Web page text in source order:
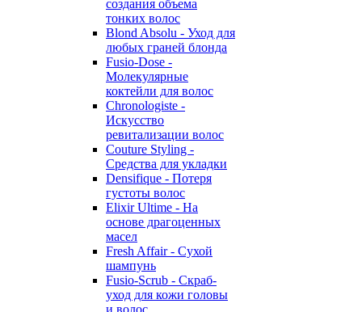
создания объема
тонких волос
Blond Absolu - Уход для
любых граней блонда
Fusio-Dose -
Молекулярные
коктейли для волос
Chronologiste -
Искусство
ревитализации волос
Couture Styling -
Средства для укладки
Densifique - Потеря
густоты волос
Elixir Ultime - На
основе драгоценных
масел
Fresh Affair - Сухой
шампунь
Fusio-Scrub - Скраб-
уход для кожи головы
и волос